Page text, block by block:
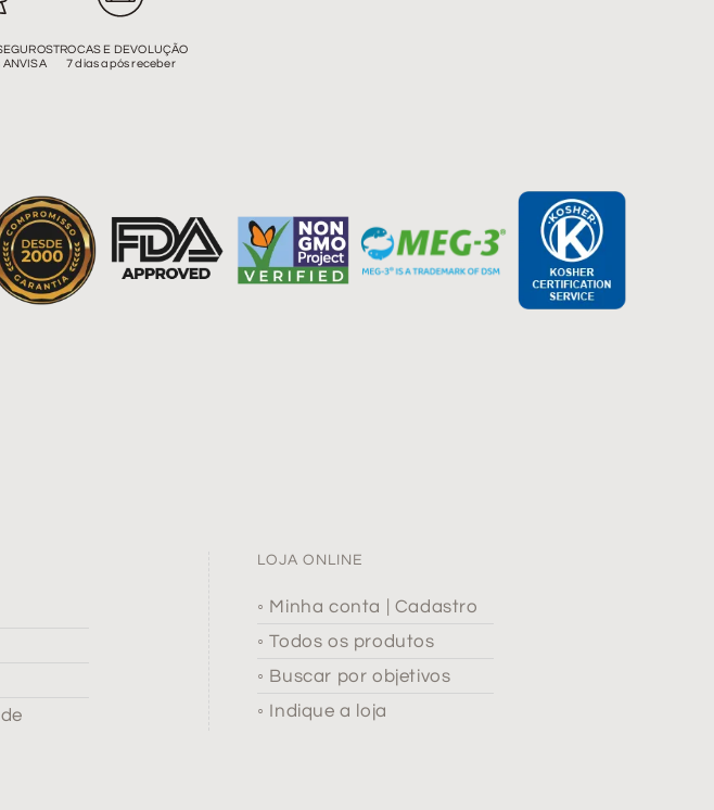
TROCAS E DEVOLUÇÃO
7 dias após receber
LOJA ONLINE
◦ Minha conta | Cadastro
◦ Todos os produtos
◦ Buscar por objetivos
◦ Indique a loja